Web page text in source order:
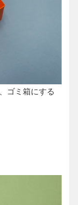
ゴミ箱にする